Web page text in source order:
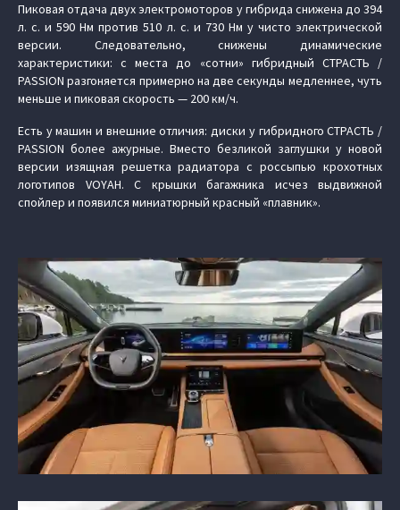
Пиковая отдача двух электромоторов у гибрида снижена до 394
л. с. и 590 Нм против 510 л. с. и 730 Нм у чисто электрической
версии. Следовательно, снижены динамические
характеристики: с места до «сотни» гибридный СТРАСТЬ /
PASSION разгоняется примерно на две секунды медленнее, чуть
меньше и пиковая скорость — 200 км/ч.
Есть у машин и внешние отличия: диски у гибридного СТРАСТЬ /
PASSION более ажурные. Вместо безликой заглушки у новой
версии изящная решетка радиатора с россыпью крохотных
логотипов VOYAH. С крышки багажника исчез выдвижной
спойлер и появился миниатюрный красный «плавник».